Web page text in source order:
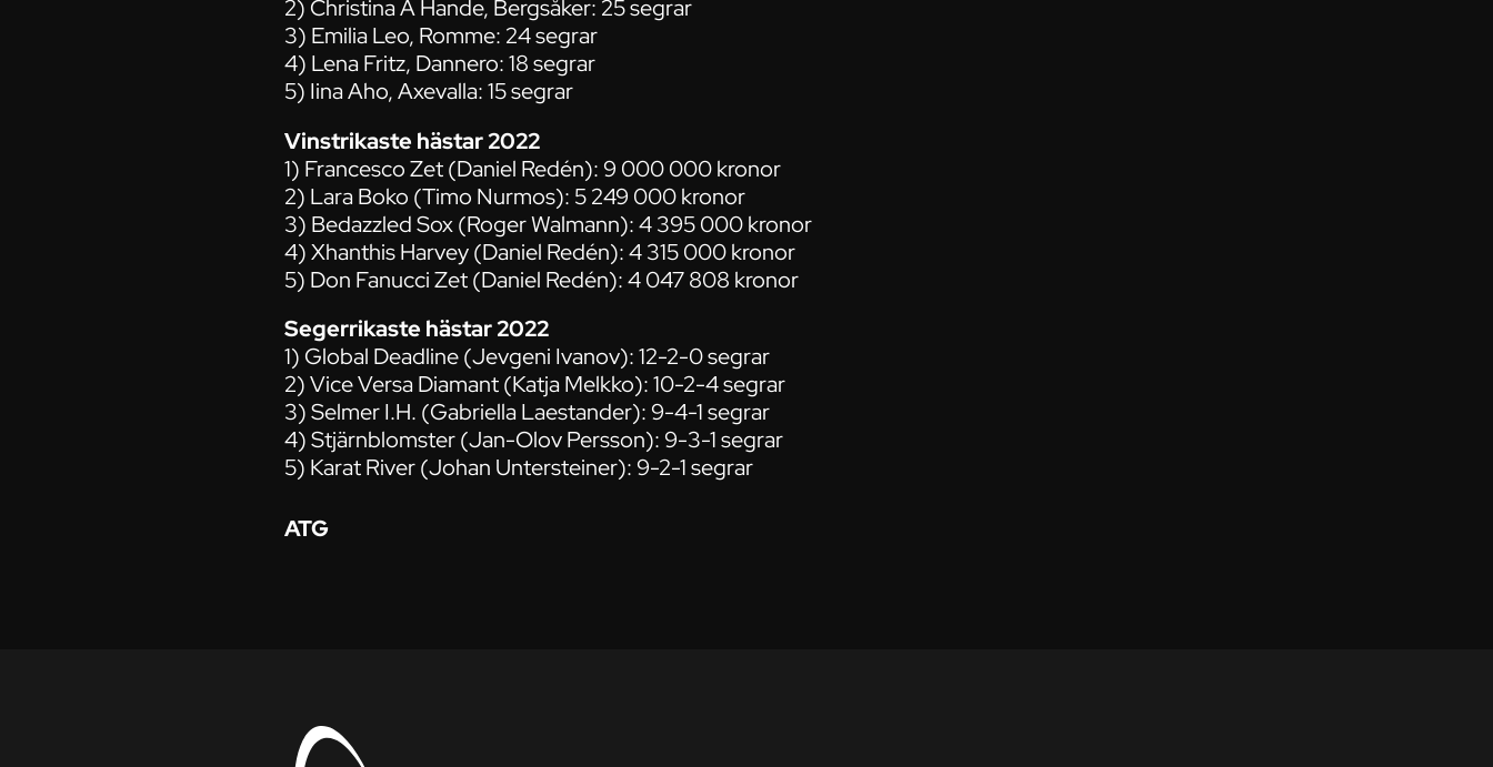
2) Christina A Hande, Bergsåker: 25 segrar
3) Emilia Leo, Romme: 24 segrar
4) Lena Fritz, Dannero: 18 segrar
5) Iina Aho, Axevalla: 15 segrar
Vinstrikaste hästar 2022
1) Francesco Zet (Daniel Redén): 9 000 000 kronor
2) Lara Boko (Timo Nurmos): 5 249 000 kronor
3) Bedazzled Sox (Roger Walmann): 4 395 000 kronor
4) Xhanthis Harvey (Daniel Redén): 4 315 000 kronor
5) Don Fanucci Zet (Daniel Redén): 4 047 808 kronor
Segerrikaste hästar 2022
1) Global Deadline (Jevgeni Ivanov): 12-2-0 segrar
2) Vice Versa Diamant (Katja Melkko): 10-2-4 segrar
3) Selmer I.H. (Gabriella Laestander): 9-4-1 segrar
4) Stjärnblomster (Jan-Olov Persson): 9-3-1 segrar
5) Karat River (Johan Untersteiner): 9-2-1 segrar
ATG